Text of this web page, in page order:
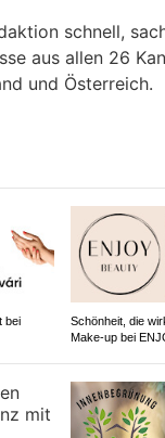
schnell,
aus allen 26
und Österreich.
bei
Schönheit, die
Make-up bei